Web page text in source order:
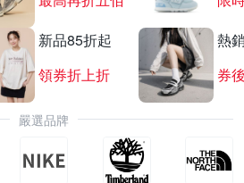
新品85折起
領券折上折
熱
券
嚴選品牌